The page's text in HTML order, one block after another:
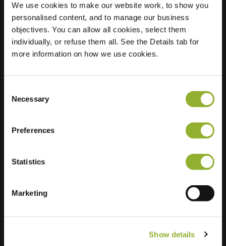
We use cookies to make our website work, to show you
personalised content, and to manage our business
objectives. You can allow all cookies, select them
individually, or refuse them all. See the Details tab for
more information on how we use cookies.
Selection
Necessary
Preferences
Statistics
Marketing
Show details
Locatie
Klokkengieterlaan
134
8043 BV Zwolle